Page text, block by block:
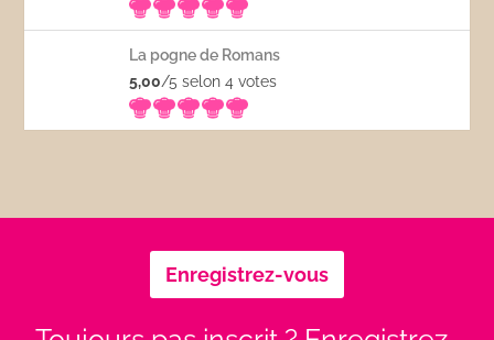
La pogne de Romans
5,00/5 selon 4votes
Enregistrez-vous